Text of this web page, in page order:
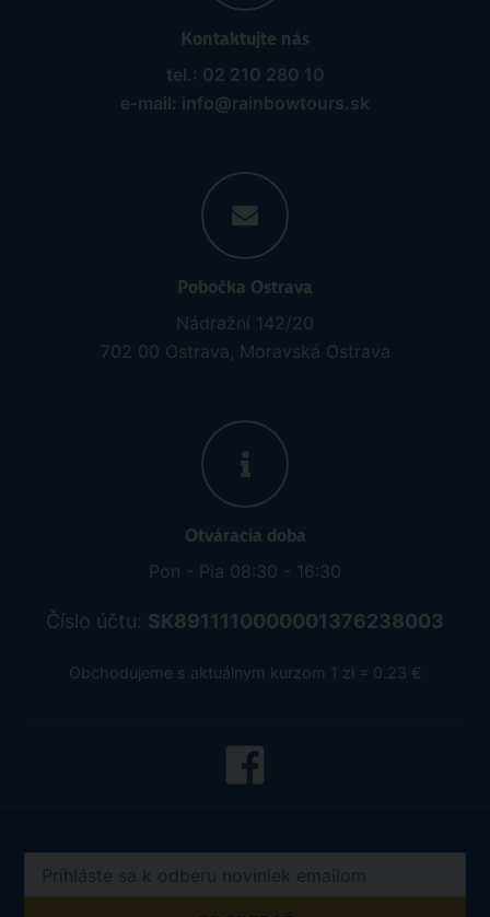
Kontaktujte nás
tel.: 02 210 280 10
e-mail: info@rainbowtours.sk
Pobočka Ostrava
Nádražní 142/20
702 00 Ostrava, Moravská Ostrava
Otváracia doba
Pon - Pia 08:30 - 16:30
Číslo účtu: SK8911110000001376238003
Obchodujeme s aktuálnym kurzom 1 zł = 0.23 €